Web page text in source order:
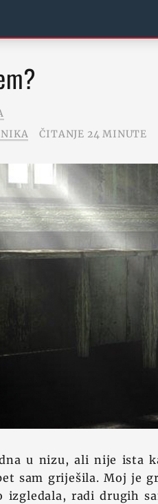
ČITANJE 24 MINUTE
u nizu, ali nije ista
sam griješila. Moj je
izgledala, radi drugih